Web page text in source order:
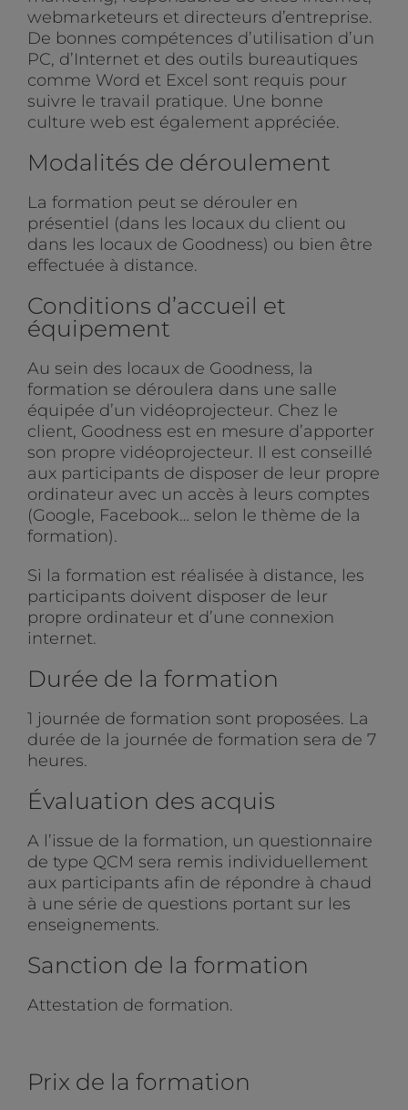
webmarketeurs et directeurs d’entreprise.
De bonnes compétences d’utilisation d’un
PC, d’Internet et des outils bureautiques
comme Word et Excel sont requis pour
suivre le travail pratique. Une bonne
culture web est également appréciée.
Modalités de déroulement
La formation peut se dérouler en
présentiel (dans les locaux du client ou
dans les locaux de Goodness) ou bien être
effectuée à distance.
Conditions d’accueil et
équipement
Au sein des locaux de Goodness, la
formation se déroulera dans une salle
équipée d’un vidéoprojecteur. Chez le
client, Goodness est en mesure d’apporter
son propre vidéoprojecteur. Il est conseillé
aux participants de disposer de leur propre
ordinateur avec un accès à leurs comptes
(Google, Facebook… selon le thème de la
formation).
Si la formation est réalisée à distance, les
participants doivent disposer de leur
propre ordinateur et d’une connexion
internet.
Durée de la formation
1 journée de formation sont proposées. La
durée de la journée de formation sera de 7
heures.
Évaluation des acquis
A l’issue de la formation, un questionnaire
de type QCM sera remis individuellement
aux participants afin de répondre à chaud
à une série de questions portant sur les
enseignements.
Sanction de la formation
Attestation de formation.
Prix de la formation